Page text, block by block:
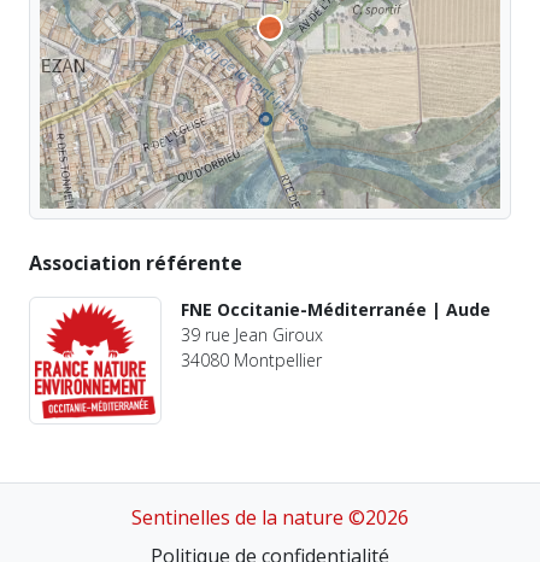
Association référente
FNE Occitanie-Méditerranée | Aude
39 rue Jean Giroux
34080 Montpellier
Sentinelles de la nature ©2026
Politique de confidentialité